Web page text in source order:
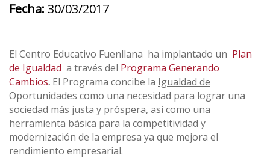
Fecha: 30/03/2017
El Centro Educativo Fuenllana ha implantado un Plan
de Igualdad a través del Programa Generando
Cambios. El Programa concibe la Igualdad de
Oportunidades como una necesidad para lograr una
sociedad más justa y próspera, así como una
herramienta básica para la competitividad y
modernización de la empresa ya que mejora el
rendimiento empresarial.